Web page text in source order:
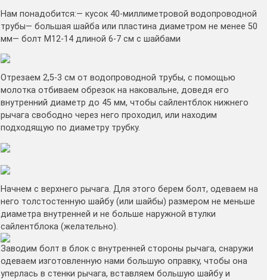
Нам понадобится:— кусок 40-миллиметровой водопроводной
трубы— большая шайба или пластина диаметром не менее 50
мм— болт М12-14 длиной 6-7 см с шайбами
Отрезаем 2,5-3 см от водопроводной трубы, с помощью
молотка отбиваем обрезок на наковальне, доведя его
внутренний диаметр до 45 мм, чтобы сайлентблок нижнего
рычага свободно через него проходил, или находим
подходящую по диаметру трубку.
Начнем с верхнего рычага. Для этого берем болт, одеваем на
него толстостенную шайбу (или шайбы) размером не меньше
диаметра внутренней и не больше наружной втулки
сайлентблока (желательно).
Заводим болт в блок с внутренней стороны рычага, снаружи
одеваем изготовленную нами большую оправку, чтобы она
уперлась в стенки рычага, вставляем большую шайбу и